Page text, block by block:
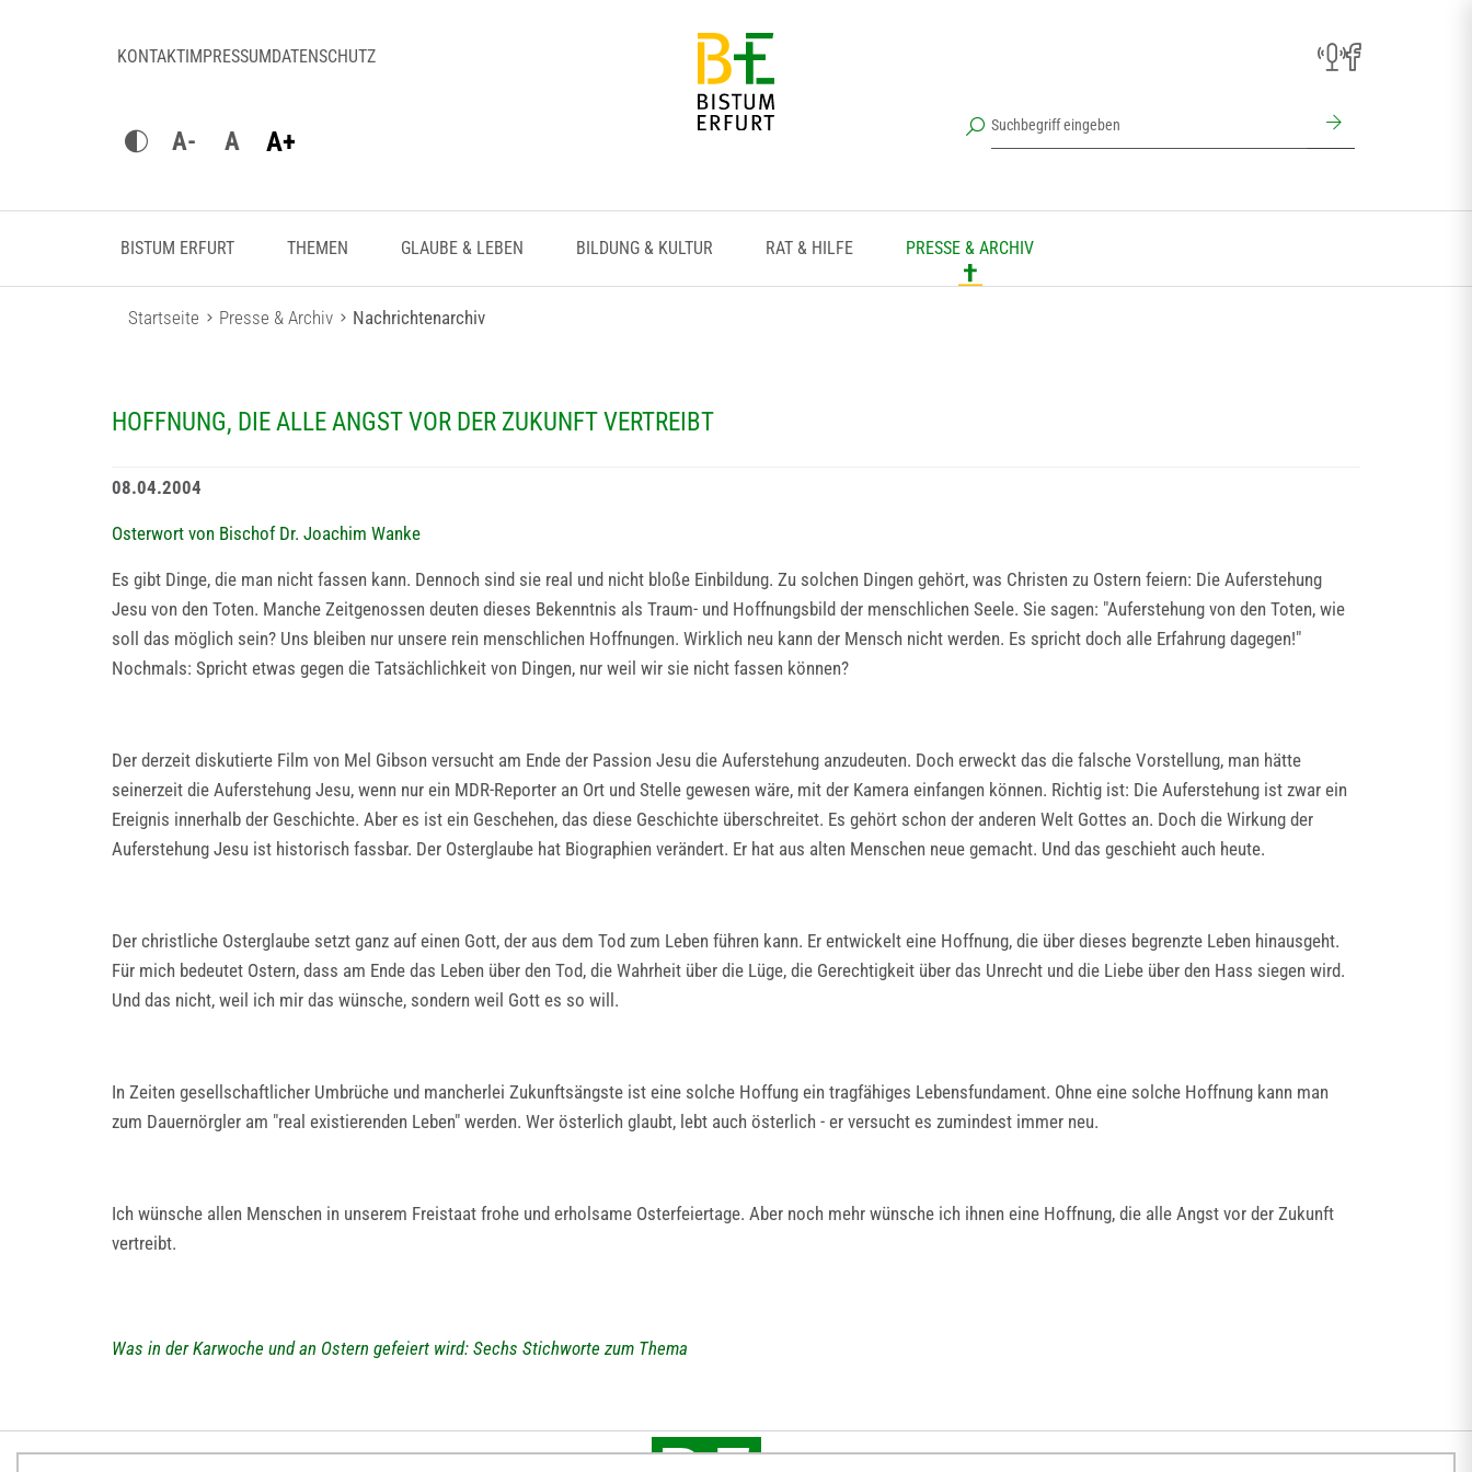
KONTAKTIMPRESSUMDATENSCHUTZ
A- A A+
BISTUM ERFURT THEMEN GLAUBE & LEBEN BILDUNG & KULTUR RAT & HILFE PRESSE & ARCHIV
Startseite Presse & Archiv Nachrichtenarchiv
HOFFNUNG, DIE ALLE ANGST VOR DER ZUKUNFT VERTREIBT
08.04.2004
Osterwort von Bischof Dr. Joachim Wanke
Es gibt Dinge, die man nicht fassen kann. Dennoch sind sie real und nicht bloße Einbildung. Zu solchen Dingen gehört, was Christen zu Ostern feiern: Die Auferstehung
Jesu von den Toten. Manche Zeitgenossen deuten dieses Bekenntnis als Traum- und Hoffnungsbild der menschlichen Seele. Sie sagen: "Auferstehung von den Toten, wie
soll das möglich sein? Uns bleiben nur unsere rein menschlichen Hoffnungen. Wirklich neu kann der Mensch nicht werden. Es spricht doch alle Erfahrung dagegen!"
Nochmals: Spricht etwas gegen die Tatsächlichkeit von Dingen, nur weil wir sie nicht fassen können?
Der derzeit diskutierte Film von Mel Gibson versucht am Ende der Passion Jesu die Auferstehung anzudeuten. Doch erweckt das die falsche Vorstellung, man hätte
seinerzeit die Auferstehung Jesu, wenn nur ein MDR-Reporter an Ort und Stelle gewesen wäre, mit der Kamera einfangen können. Richtig ist: Die Auferstehung ist zwar ein
Ereignis innerhalb der Geschichte. Aber es ist ein Geschehen, das diese Geschichte überschreitet. Es gehört schon der anderen Welt Gottes an. Doch die Wirkung der
Auferstehung Jesu ist historisch fassbar. Der Osterglaube hat Biographien verändert. Er hat aus alten Menschen neue gemacht. Und das geschieht auch heute.
Der christliche Osterglaube setzt ganz auf einen Gott, der aus dem Tod zum Leben führen kann. Er entwickelt eine Hoffnung, die über dieses begrenzte Leben hinausgeht.
Für mich bedeutet Ostern, dass am Ende das Leben über den Tod, die Wahrheit über die Lüge, die Gerechtigkeit über das Unrecht und die Liebe über den Hass siegen wird.
Und das nicht, weil ich mir das wünsche, sondern weil Gott es so will.
In Zeiten gesellschaftlicher Umbrüche und mancherlei Zukunftsängste ist eine solche Hoffung ein tragfähiges Lebensfundament. Ohne eine solche Hoffnung kann man
zum Dauernörgler am "real existierenden Leben" werden. Wer österlich glaubt, lebt auch österlich - er versucht es zumindest immer neu.
Ich wünsche allen Menschen in unserem Freistaat frohe und erholsame Osterfeiertage. Aber noch mehr wünsche ich ihnen eine Hoffnung, die alle Angst vor der Zukunft
vertreibt.
Was in der Karwoche und an Ostern gefeiert wird: Sechs Stichworte zum Thema